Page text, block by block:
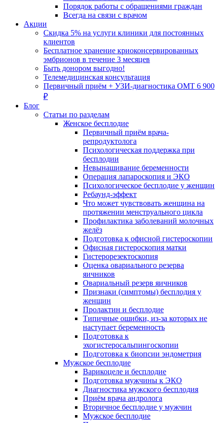
Порядок работы с обращениями граждан
Всегда на связи с врачом
Акции
Скидка 5% на услуги клиники для постоянных
клиентов
Бесплатное хранение криоконсервированных
эмбрионов в течение 3 месяцев
Быть донором выгодно!
Телемедицинская консультация
Первичный приём + УЗИ-диагностика ОМТ 6 900
₽
Блог
Статьи по разделам
Женское бесплодие
Первичный приём врача-
репродуктолога
Психологическая поддержка при
бесплодии
Невынашивание беременности
Операция лапароскопия и ЭКО
Психологическое бесплодие у женщин
Ребаунд-эффект
Что может чувствовать женщина на
протяжении менструального цикла
Профилактика заболеваний молочных
желёз
Подготовка к офисной гистероскопии
Офисная гистероскопия матки
Гистерорезектоскопия
Оценка овариального резерва
яичников
Овариальный резерв яичников
Признаки (симптомы) бесплодия у
женщин
Пролактин и бесплодие
Типичные ошибки, из-за которых не
наступает беременность
Подготовка к
эхогистеросальпингоскопии
Подготовка к биопсии эндометрия
Мужское бесплодие
Варикоцеле и бесплодие
Подготовка мужчины к ЭКО
Диагностика мужского бесплодия
Приём врача андролога
Вторичное бесплодие у мужчин
Мужское бесплодие